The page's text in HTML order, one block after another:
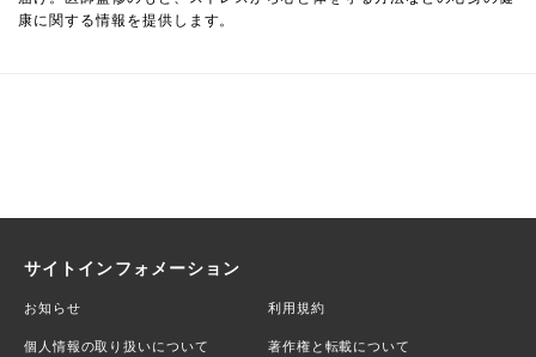
康に関する情報を提供します。
サイトインフォメーション
お知らせ 利用規約
個人情報の取り扱いについて 著作権と転載について